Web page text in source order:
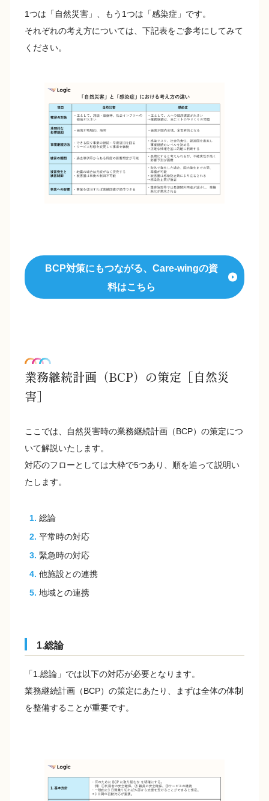
1つは「自然災害」、もう1つは「感染症」です。
それぞれの考え方については、下記表をご参考にしてみて
ください。
BCP対策にもつながる、Care-wingの資
料はこちら
業務継続計画（BCP）の策定［自然災
害］
ここでは、自然災害時の業務継続計画（BCP）の策定につ
いて解説いたします。
対応のフローとしては大枠で5つあり、順を追って説明い
たします。
総論
平常時の対応
緊急時の対応
他施設との連携
地域との連携
1.総論
「1.総論」では以下の対応が必要となります。
業務継続計画（BCP）の策定にあたり、まずは全体の体制
を整備することが重要です。